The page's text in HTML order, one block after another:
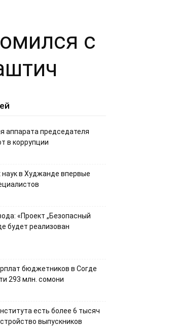
с
аппарата председателя
в коррупции
наук в Худжанде впервые
«Проект „Безопасный
будет реализован
бюджетников в Согде
293 млн. сомони
есть более 6 тысяч
выпускников